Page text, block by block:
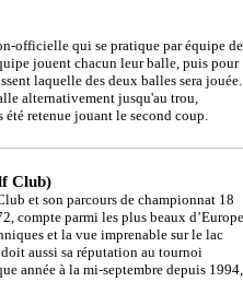
officielle qui se pratique par équipe de
jouent chacun leur balle, puis pour
laquelle des deux balles sera jouée.
alternativement jusqu'au trou,
retenue jouant le second coup.
Club)
et son parcours de championnat 18
compte parmi les plus beaux
et la vue imprenable sur le lac
aussi sa réputation au tournoi
année à la mi-septembre depuis 1994,